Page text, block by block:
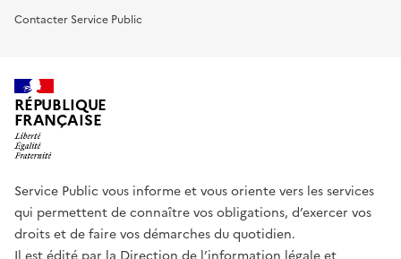
Contacter Service Public
RÉPUBLIQUE
FRANÇAISE
Service Public vous informe et vous oriente vers les services
qui permettent de connaître vos obligations, d’exercer vos
droits et de faire vos démarches du quotidien.